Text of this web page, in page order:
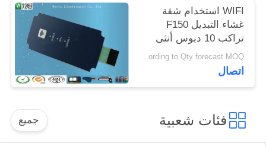
WIFI استخدام شقة
غشاء التبديل F150
تراكب 10 دبوس أنثى
موصل 3M468MP
Negotiable according to Qty forecast MOQ:قابل للتفاوض
اتصال
فئات شعبية جميع